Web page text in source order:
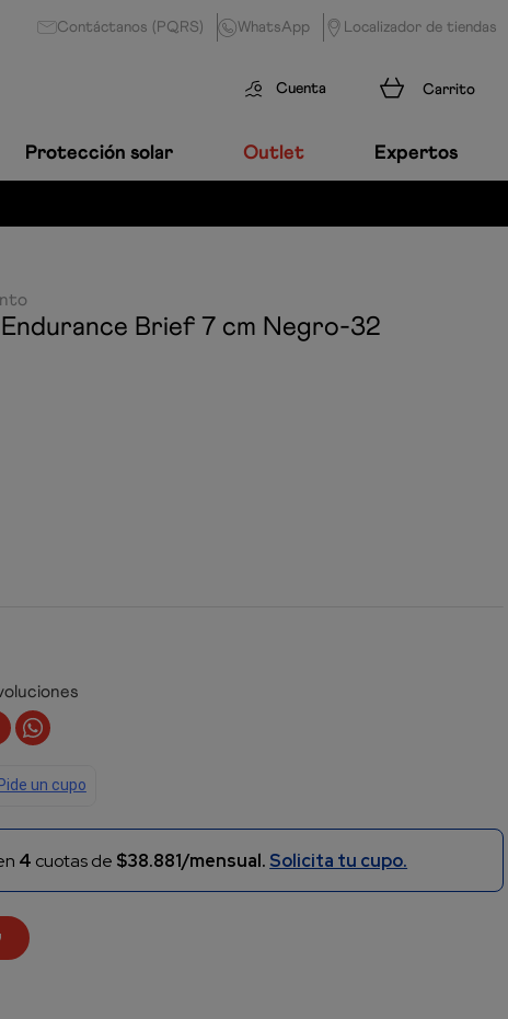
Contáctanos (PQRS) WhatsApp Localizador de tiendas
Cuenta
Protección solar Outlet Expertos
Brief 7 cm Negro-32
4 cuotas de $38.881/mensual. Solicita tu cupo.